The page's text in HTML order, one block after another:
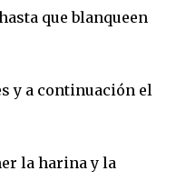
que blanqueen
y a continuación el
la harina y la